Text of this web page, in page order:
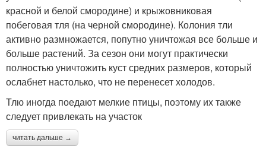
красной и белой смородине) и крыжовниковая
побеговая тля (на черной смородине). Колония тли
активно размножается, попутно уничтожая все больше и
больше растений. За сезон они могут практически
полностью уничтожить куст средних размеров, который
ослабнет настолько, что не перенесет холодов.
Тлю иногда поедают мелкие птицы, поэтому их также
следует привлекать на участок
читать дальше →